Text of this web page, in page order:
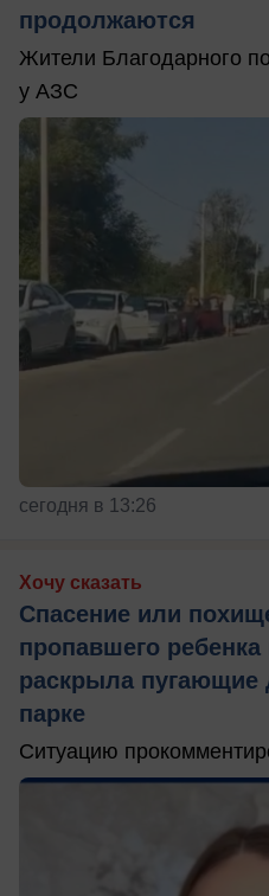
продолжаются
Жители Благодарного
у АЗС
сегодня в 13:26
Хочу сказать
Спасение или
пропавшего
раскрыла пугающие
парке
Ситуацию